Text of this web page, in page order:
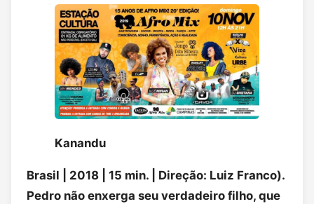
Kanandu
Brasil | 2018 | 15 min. | Direção: Luiz Franco).
Pedro não enxerga seu verdadeiro filho, que